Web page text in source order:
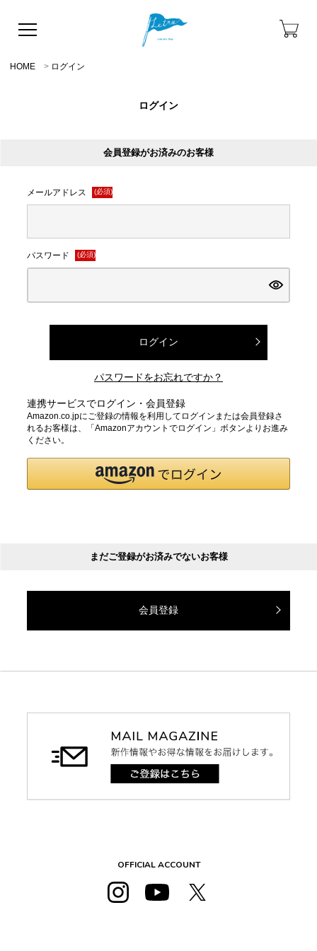
HOME ログイン
ログイン
会員登録がお済みのお客様
メールアドレス (必須)
パスワード (必須)
ログイン
パスワードをお忘れですか？
連携サービスでログイン・会員登録
Amazon.co.jpにご登録の情報を利用してログインまたは会員登録さ
れるお客様は、「Amazonアカウントでログイン」ボタンよりお進み
ください。
まだご登録がお済みでないお客様
会員登録
OFFICIAL ACCOUNT